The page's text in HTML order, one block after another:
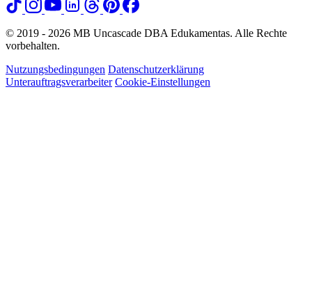
© 2019 - 2026 MB Uncascade DBA Edukamentas. Alle Rechte
vorbehalten.
Nutzungsbedingungen Datenschutzerklärung
Unterauftragsverarbeiter Cookie-Einstellungen